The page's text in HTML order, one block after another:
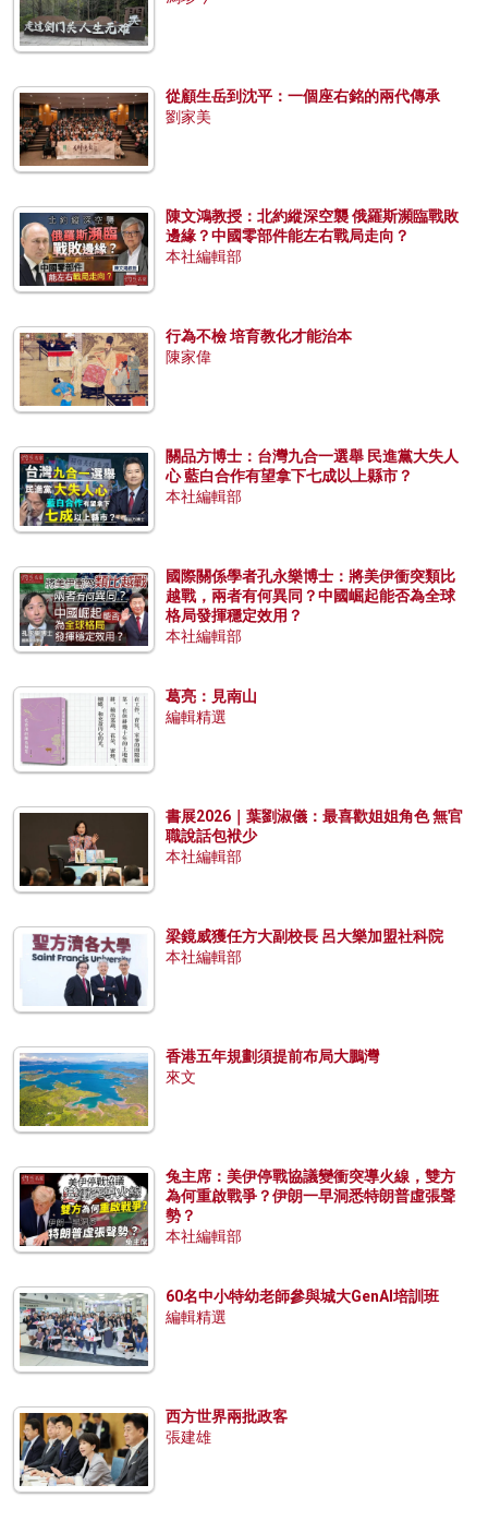
從顧生岳到沈平：一個座右銘的兩代傳承
劉家美
陳文鴻教授：北約縱深空襲 俄羅斯瀕臨戰敗
邊緣？中國零部件能左右戰局走向？
本社編輯部
行為不檢 培育教化才能治本
陳家偉
關品方博士：台灣九合一選舉 民進黨大失人
心 藍白合作有望拿下七成以上縣市？
本社編輯部
國際關係學者孔永樂博士：將美伊衝突類比
越戰，兩者有何異同？中國崛起能否為全球
格局發揮穩定效用？
本社編輯部
葛亮：見南山
編輯精選
書展2026｜葉劉淑儀：最喜歡姐姐角色 無官
職說話包袱少
本社編輯部
梁鏡威獲任方大副校長 呂大樂加盟社科院
本社編輯部
香港五年規劃須提前布局大鵬灣
來文
兔主席：美伊停戰協議變衝突導火線，雙方
為何重啟戰爭？伊朗一早洞悉特朗普虛張聲
勢？
本社編輯部
60名中小特幼老師參與城大GenAI培訓班
編輯精選
西方世界兩批政客
張建雄